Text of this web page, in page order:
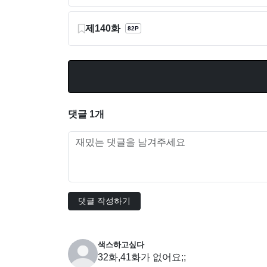
제140화 82P
댓글 1개
댓글 작성하기
색스하고싶다
32화,41화가 없어요;;